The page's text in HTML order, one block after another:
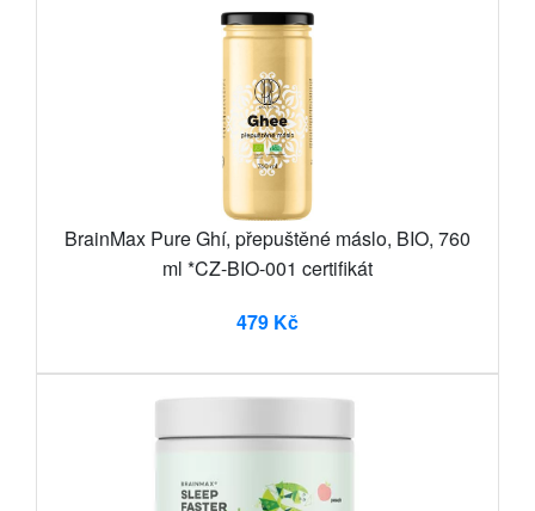
BrainMax Pure Ghí, přepuštěné máslo, BIO, 760
ml *CZ-BIO-001 certifikát
479 Kč